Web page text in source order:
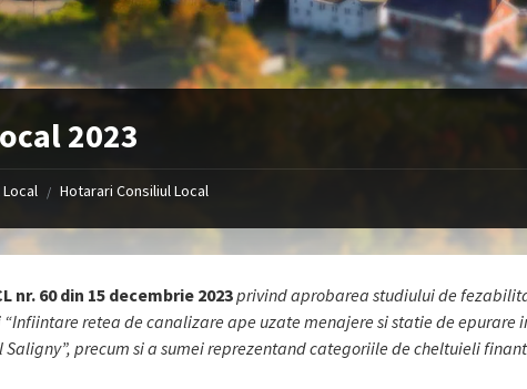
2023
/ Hotarari Consiliul Local
nr. 60 din 15 decembrie 2023privind aprobarea studiului de
retea de canalizare ape uzate menajere si statie de
precum si a sumei reprezentand categoriile de cheltuieli